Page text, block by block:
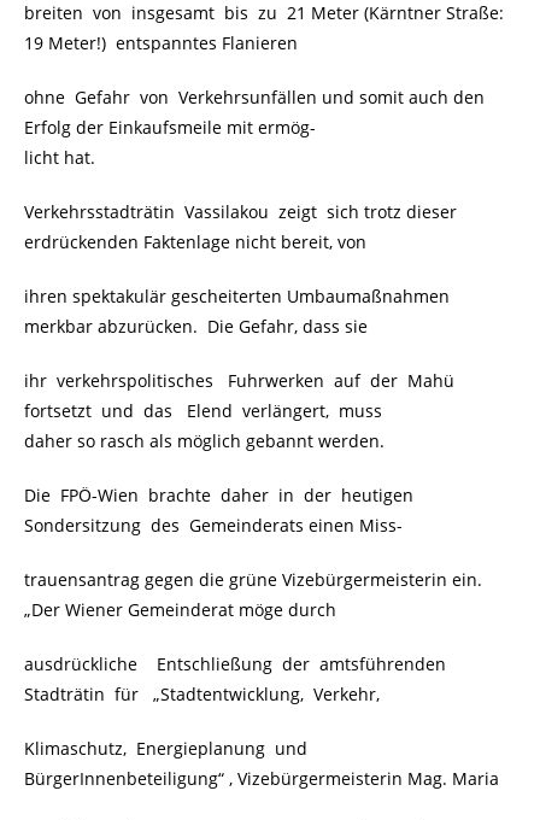
breiten von insgesamt bis zu 21 Meter (Kärntner Straße:
19 Meter!) entspanntes Flanieren
ohne Gefahr von Verkehrsunfällen und somit auch den
Erfolg der Einkaufsmeile mit ermög-
licht hat.
Verkehrsstadträtin Vassilakou zeigt sich trotz dieser
erdrückenden Faktenlage nicht bereit, von
ihren spektakulär gescheiterten Umbaumaßnahmen
merkbar abzurücken. Die Gefahr, dass sie
ihr verkehrspolitisches Fuhrwerken auf der Mahü
fortsetzt und das Elend verlängert, muss
daher so rasch als möglich gebannt werden.
Die FPÖ-Wien brachte daher in der heutigen
Sondersitzung des Gemeinderats einen Miss-
trauensantrag gegen die grüne Vizebürgermeisterin ein.
„Der Wiener Gemeinderat möge durch
ausdrückliche Entschließung der amtsführenden
Stadträtin für „Stadtentwicklung, Verkehr,
Klimaschutz, Energieplanung und
BürgerInnenbeteiligung“ , Vizebürgermeisterin Mag. Maria